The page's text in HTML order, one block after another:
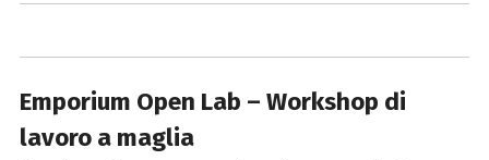
Emporium Open Lab – Workshop di
lavoro a maglia